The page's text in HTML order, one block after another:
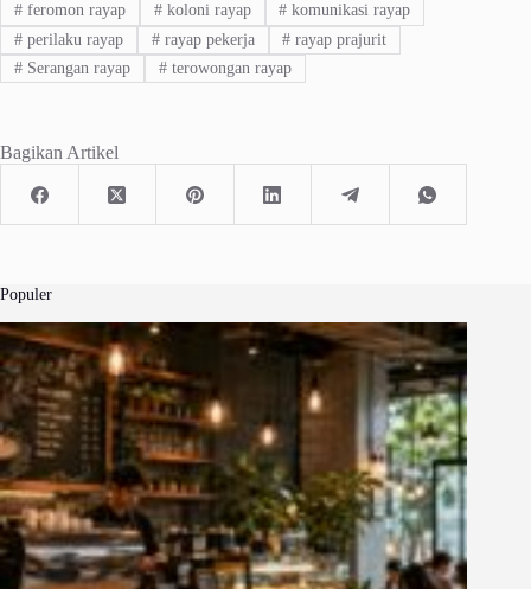
#feromon rayap #koloni rayap # komunikasi rayap
#perilaku rayap #rayap pekerja # rayap prajurit
#Serangan rayap #terowongan rayap
Bagikan Artikel
Populer